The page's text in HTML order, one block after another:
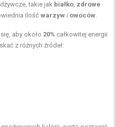
takie jak białko, zdrowe
ilośćwarzyw i owoców.
aby około 20% całkowitej energii
z różnych źródeł: